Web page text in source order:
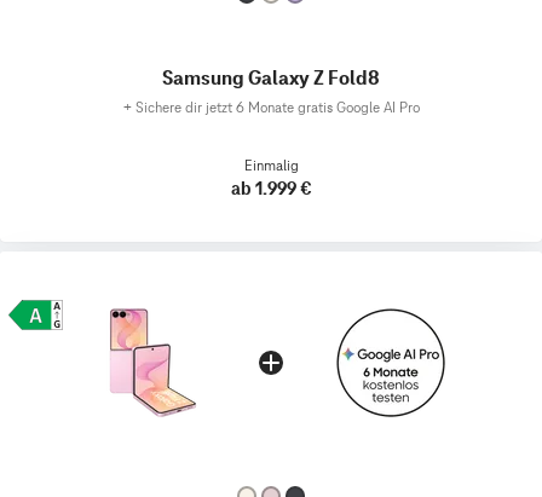
Samsung Galaxy Z Fold8
+ Sichere dir jetzt 6 Monate gratis Google AI Pro
Einmalig
ab 1.999 €